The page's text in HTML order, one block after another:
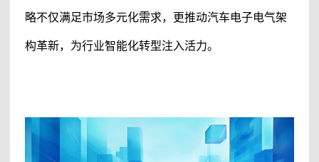
略不仅满足市场多元化需求，更推动汽车电子电气架
构革新，为行业智能化转型注入活力。